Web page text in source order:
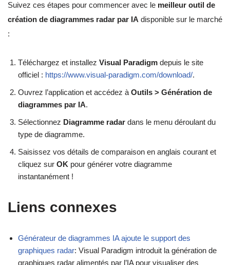
Suivez ces étapes pour commencer avec le meilleur outil de
création de diagrammes radar par IA disponible sur le marché
:
Téléchargez et installez Visual Paradigm depuis le site
officiel : https://www.visual-paradigm.com/download/.
Ouvrez l’application et accédez àOutils > Génération de
diagrammes par IA.
Sélectionnez Diagramme radar dans le menu déroulant du
type de diagramme.
Saisissez vos détails de comparaison en anglais courant et
cliquez sur OK pour générer votre diagramme
instantanément !
Liens connexes
Générateur de diagrammes IA ajoute le support des
graphiques radar: Visual Paradigm introduit la génération de
graphiques radar alimentés par l’IA pour visualiser des